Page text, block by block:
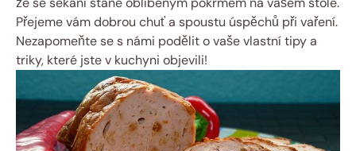
Přejeme vám dobrou chuť a spoustu úspěchů při vaření.
Nezapomeňte se s námi podělit o vaše vlastní tipy a
triky, které jste v kuchyni objevili!